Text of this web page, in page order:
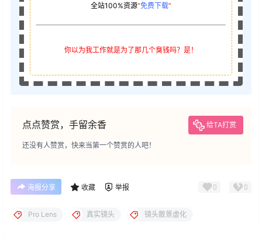
全站100%资源“免费下载”
你以为我工作就是为了那几个臭钱吗？是！
点点赞赏，手留余香 给TA打赏
还没有人赞赏，快来当第一个赞赏的人吧！
海报分享 收藏 举报 0 0
Pro Lens 真实镜头 镜头散景虚化